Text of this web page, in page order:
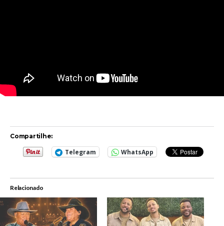
Compartilhe:
Telegram WhatsApp
Relacionado